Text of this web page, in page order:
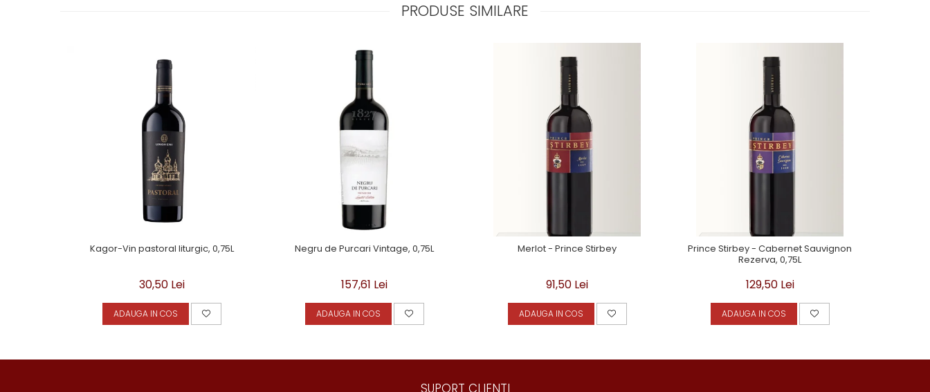
PRODUSE SIMILARE
Kagor-Vin pastoral liturgic, 0,75L
30,50 Lei
ADAUGA IN COS
Negru de Purcari Vintage, 0,75L
157,61 Lei
ADAUGA IN COS
Merlot - Prince Stirbey
91,50 Lei
ADAUGA IN COS
Prince Stirbey - Cabernet Sauvignon
Rezerva, 0,75L
129,50 Lei
ADAUGA IN COS
SUPORT CLIENTI